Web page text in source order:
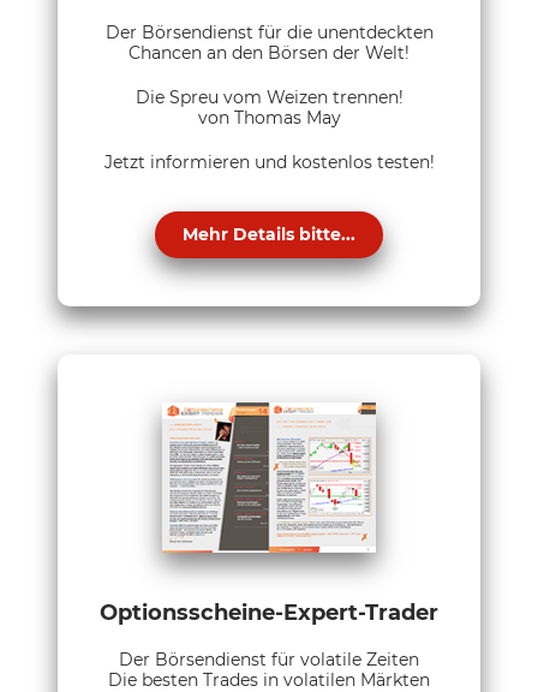
Der Börsendienst für die unentdeckten
Chancen an den Börsen der Welt!
Die Spreu vom Weizen trennen!
von Thomas May
Jetzt informieren und kostenlos testen!
Mehr Details bitte...
Optionsscheine-Expert-Trader
Der Börsendienst für volatile Zeiten
Die besten Trades in volatilen Märkten